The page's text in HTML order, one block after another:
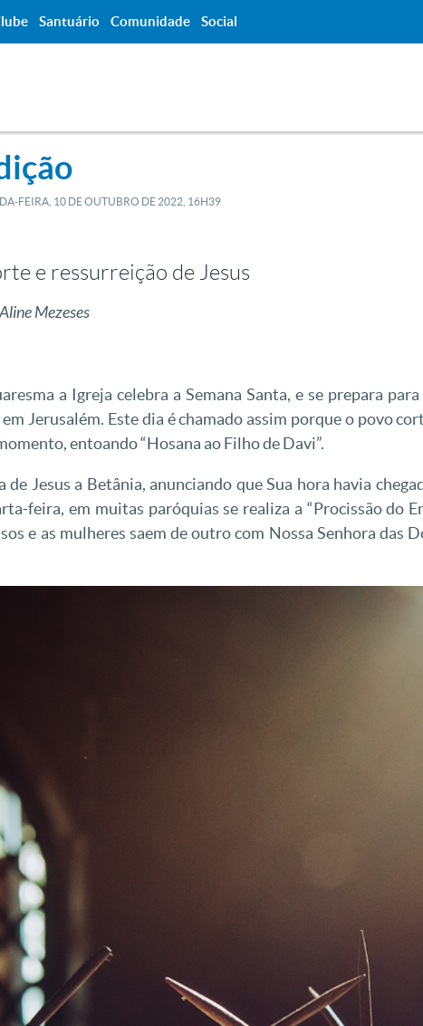
FEIRA, 10 DEOUTUBRO DE 2022, 16H39
e ressurreição de Jesus
Mezeses
a Igreja celebra a Semana Santa, e se prepara
Jerusalém. Este dia é chamado assim porque o povo
entoando “Hosana ao Filho de Davi”.
Jesus a Betânia, anunciando que Sua hora havia
feira, em muitas paróquias se realiza a “Procissão do
e as mulheres saem de outro com Nossa Senhora das
Santuário Comunidade Social